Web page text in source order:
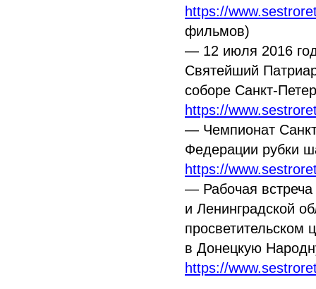
https://
фильмов)
— 12 июля 2016
Святейший
соборе Санкт-
https://
— Чемпионат
Федерации рубки
https://
— Рабочая встреча
и Ленинградской
просветительском
в Донецкую
https://